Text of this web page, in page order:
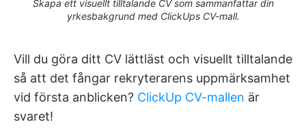
Skapa ett visuellt tilltalande CV som sammanfattar din
yrkesbakgrund med ClickUps CV-mall.
Vill du göra ditt CV lättläst och visuellt tilltalande
så att det fångar rekryterarens uppmärksamhet
vid första anblicken? ClickUp CV-mallen är
svaret!